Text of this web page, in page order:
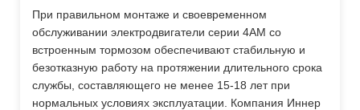
При правильном монтаже и своевременном
обслуживании электродвигатели серии 4АМ со
встроенным тормозом обеспечивают стабильную и
безотказную работу на протяжении длительного срока
службы, составляющего не менее 15-18 лет при
нормальных условиях эксплуатации. Компания Иннер